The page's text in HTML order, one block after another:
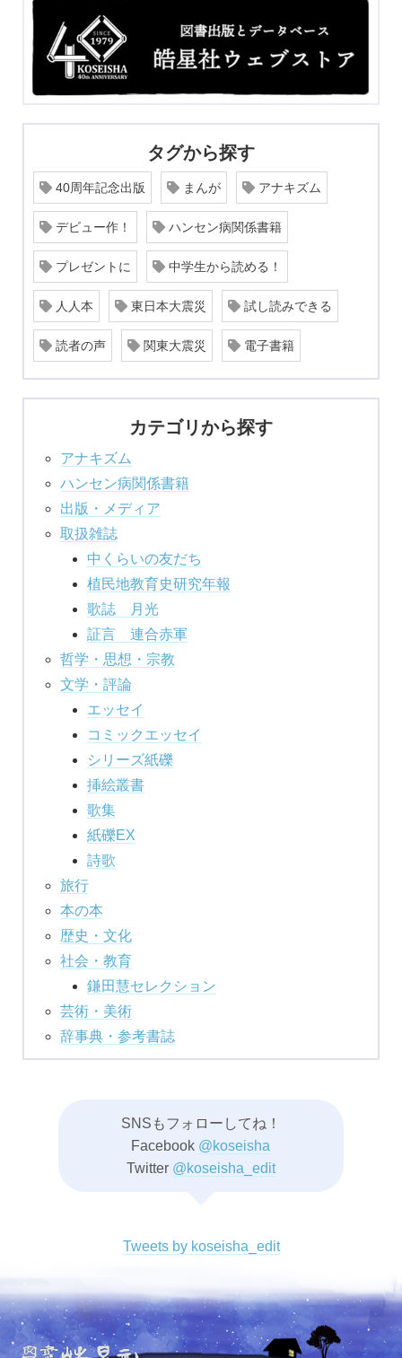
タグから探す
40周年記念出版 まんが アナキズム
デビュー作！ ハンセン病関係書籍
プレゼントに 中学生から読める！
人人本 東日本大震災 試し読みできる
読者の声 関東大震災 電子書籍
カテゴリから探す
アナキズム
ハンセン病関係書籍
出版・メディア
取扱雑誌
中くらいの友だち
植民地教育史研究年報
歌誌 月光
証言 連合赤軍
哲学・思想・宗教
文学・評論
エッセイ
コミックエッセイ
シリーズ紙礫
挿絵叢書
歌集
紙礫EX
詩歌
旅行
本の本
歴史・文化
社会・教育
鎌田慧セレクション
芸術・美術
辞事典・参考書誌
SNSもフォローしてね！
Facebook @koseisha
Twitter @koseisha_edit
Tweets by koseisha_edit